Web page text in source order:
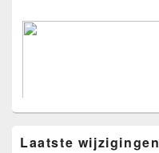
Laatste wijzigingen